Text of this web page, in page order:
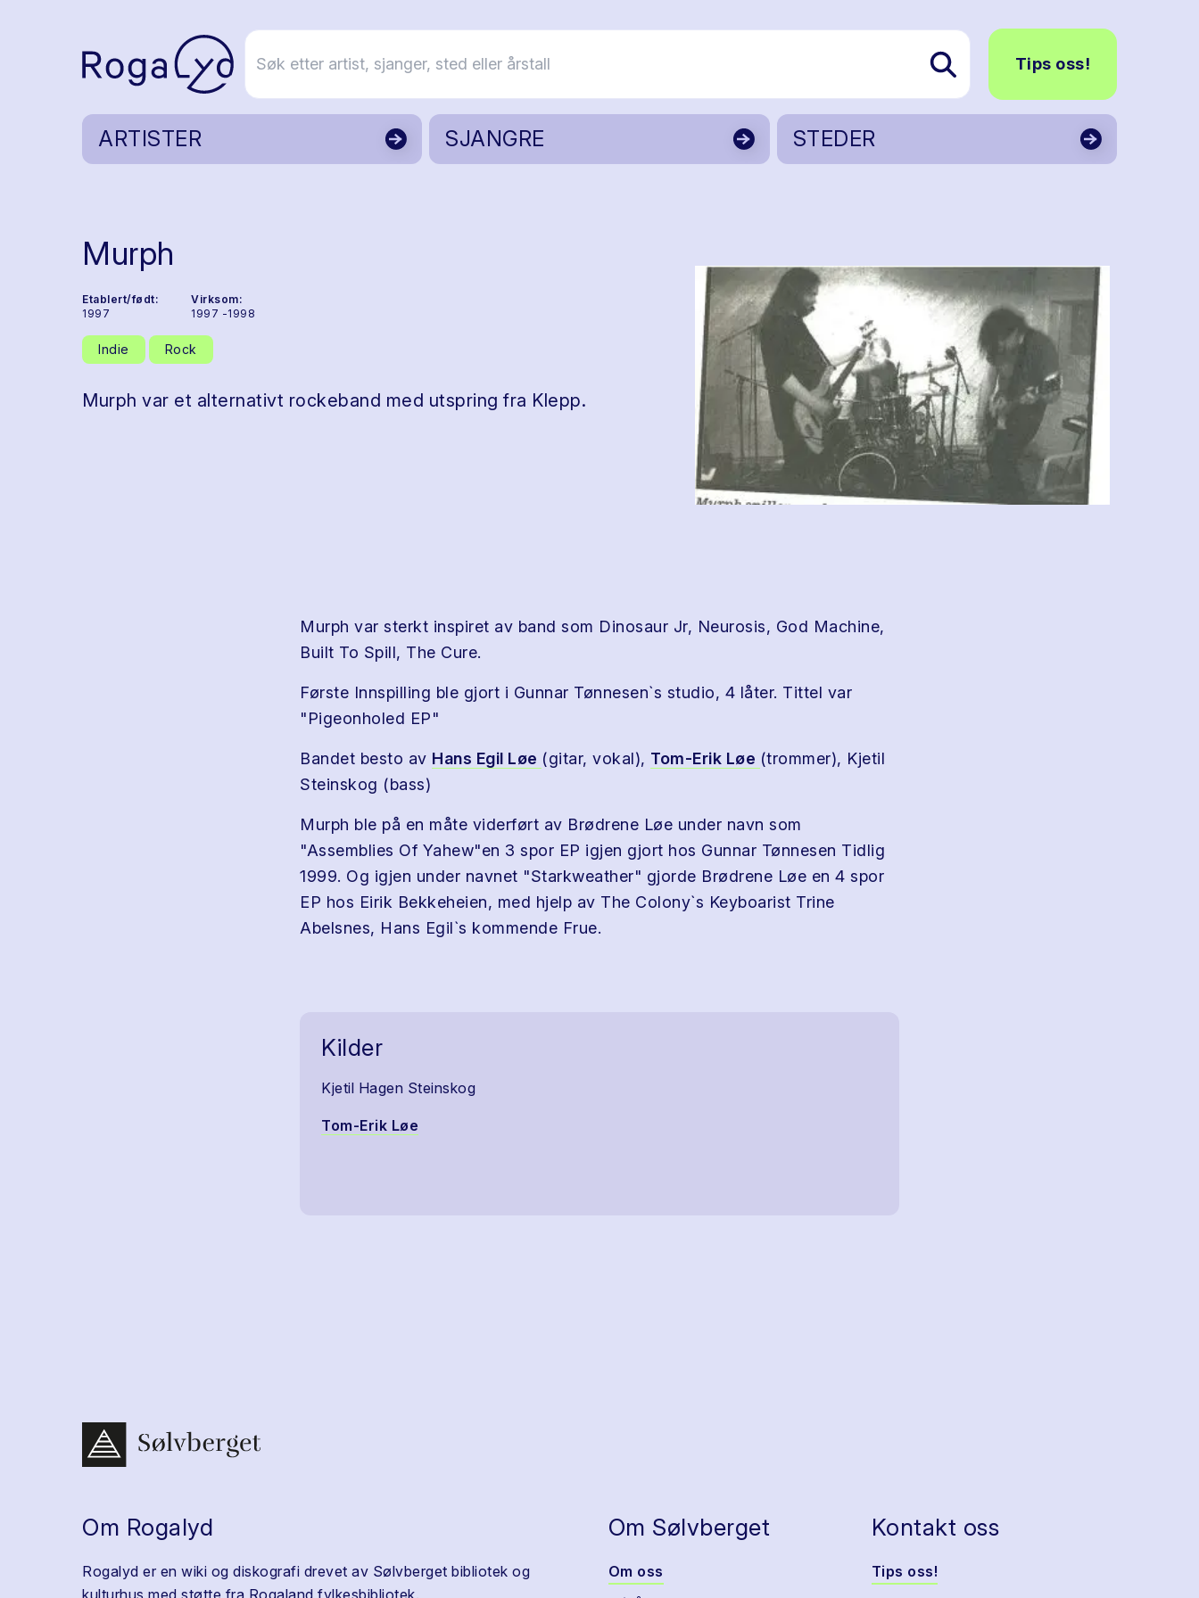
Tips oss!
ARTISTER SJANGRE STEDER
Murph
Etablert/født:
1997
Virksom:
1997 -1998
Indie Rock
Murph var et alternativt rockeband med utspring fra Klepp.
Murph var sterkt inspiret av band som Dinosaur Jr, Neurosis, God Machine,
Built To Spill, The Cure.
Første Innspilling ble gjort i Gunnar Tønnesen`s studio, 4 låter. Tittel var
"Pigeonholed EP"
Bandet besto av Hans Egil Løe (gitar, vokal), Tom-Erik Løe (trommer), Kjetil
Steinskog (bass)
Murph ble på en måte viderført av Brødrene Løe under navn som
"Assemblies Of Yahew"en 3 spor EP igjen gjort hos Gunnar Tønnesen Tidlig
1999. Og igjen under navnet "Starkweather" gjorde Brødrene Løe en 4 spor
EP hos Eirik Bekkeheien, med hjelp av The Colony`s Keyboarist Trine
Abelsnes, Hans Egil`s kommende Frue.
Kilder
Kjetil Hagen Steinskog
Tom-Erik Løe
Om Rogalyd
Rogalyd er en wiki og diskografi drevet av Sølvberget bibliotek og
kulturhus med støtte fra Rogaland fylkesbibliotek.
Om Sølvberget
Om oss
Kontakt oss
Tips oss!